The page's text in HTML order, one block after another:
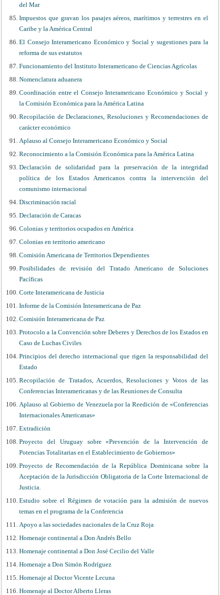
del Mar
Impuestos que gravan los pasajes aéreos, marítimos y terrestres en el
Caribe y la América Central
El Consejo Interamericano Económico y Social y sugestiones para la
reforma de sus estatutos
Funcionamiento del Instituto Interamericano de Ciencias Agrícolas
Nomenclatura aduanera
Coordinación entre el Consejo Interamericano Económico y Social y
la Comisión Económica para la América Latina
Recopilación de Declaraciones, Resoluciones y Recomendaciones de
carácter económico
Aplauso al Consejo Interamericano Económico y Social
Reconocimiento a la Comisión Económica para la América Latina
Declaración de solidaridad para la preservación de la integridad
política de los Estados Americanos contra la intervención del
comunismo internacional
Discriminación racial
Declaración de Caracas
Colonias y territorios ocupados en América
Colonias en territorio americano
Comisión Americana de Territorios Dependientes
Posibilidades de revisión del Tratado Americano de Soluciones
Pacíficas
Corte Interamericana de Justicia
Informe de la Comisión Interamericana de Paz
Comisión Interamericana de Paz
Protocolo a la Convención sobre Deberes y Derechos de los Estados en
Caso de Luchas Civiles
Principios del derecho internacional que rigen la responsabilidad del
Estado
Recopilación de Tratados, Acuerdos, Resoluciones y Votos de las
Conferencias Interamericanas y de las Reuniones de Consulta
Aplauso al Gobierno de Venezuela por la Reedición de «Conferencias
Internacionales Americanas»
Extradición
Proyecto del Uruguay sobre «Prevención de la Intervención de
Potencias Totalitarias en el Establecimiento de Gobiernos»
Proyecto de Recomendación de la República Dominicana sobre la
Aceptación de la Jurisdicción Obligatoria de la Corte Internacional de
Justicia.
Estudio sobre el Régimen de votación para la admisión de nuevos
temas en el programa de la Conferencia
Apoyo a las sociedades nacionales de la Cruz Roja
Homenaje continental a Don Andrés Bello
Homenaje continental a Don José Cecilio del Valle
Homenaje a Don Simón Rodríguez
Homenaje al Doctor Vicente Lecuna
Homenaje al Doctor Alberto Lleras